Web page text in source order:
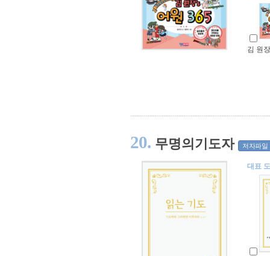
김 원
20. 무명의기도자 저자파일
대표